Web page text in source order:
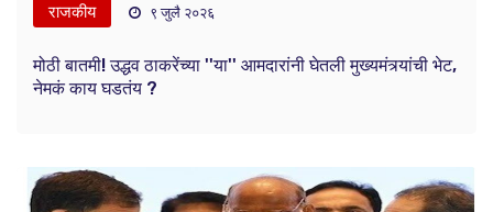
राजकीय ९ जुलै २०२६
मोठी बातमी! उद्धव ठाकरेंच्या ''या'' आमदारांनी घेतली मुख्यमंत्र्यांची भेट,
नेमकं काय घडतंय ?